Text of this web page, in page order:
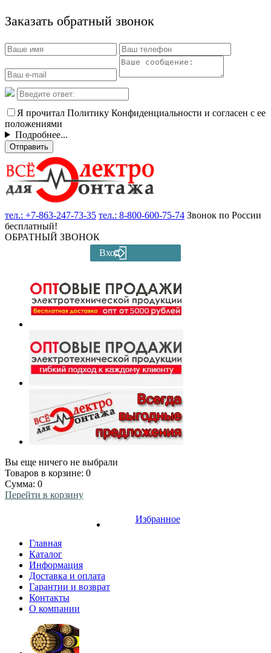
Заказать обратный звонок
Я прочитал Политику Конфиденциальности и согласен с ее
положениями
Подробнее...
Отправить
тел.: +7-863-247-73-35 тел.: 8-800-600-75-74 Звонок по России
бесплатный!
ОБРАТНЫЙ ЗВОНОК
Вход
Вы еще ничего не выбрали
Товаров в корзине: 0
Сумма: 0
Перейти в корзину
Избранное
Главная
Каталог
Информация
Доставка и оплата
Гарантии и возврат
Контакты
О компании